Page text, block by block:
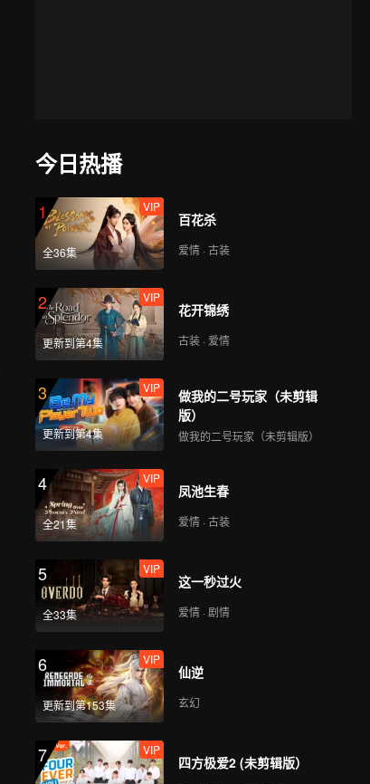
今日热播
1
全36集
VIP
百花杀
爱情 · 古装
2
更新到第4集
VIP
花开锦绣
古装 · 爱情
3
更新到第4集
VIP
做我的二号玩家（未剪辑
版）
做我的二号玩家（未剪辑版）
4
全21集
VIP
凤池生春
爱情 · 古装
5
全33集
VIP
这一秒过火
爱情 · 剧情
6
更新到第153集
VIP
仙逆
玄幻
7 VIP
四方极爱2 (未剪辑版）